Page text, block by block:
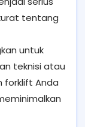
tentang
untuk
teknisi atau
forklift Anda